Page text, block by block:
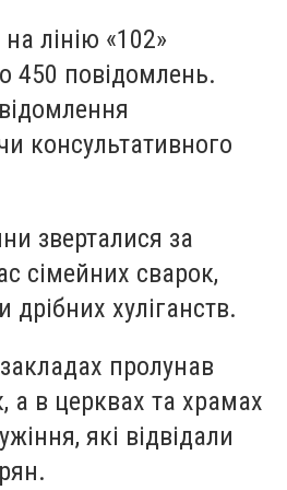
лінію «102»
450 повідомлень.
консультативного
зверталися за
сімейних сварок,
дрібних хуліганств.
пролунав
а в церквах та храмах
які відвідали